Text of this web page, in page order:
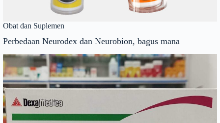
Obat dan Suplemen
Perbedaan Neurodex dan Neurobion, bagus mana